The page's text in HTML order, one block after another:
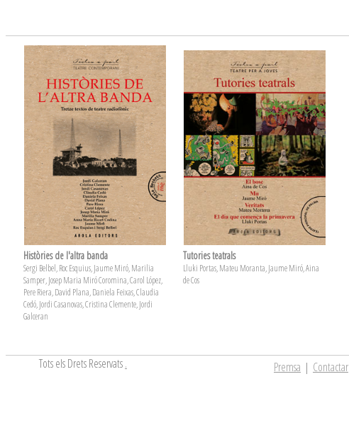
Històries de l'altra banda
Sergi Belbel, Roc Esquius, Jaume Miró, Marilia
Samper, Josep Maria Miró Coromina, Carol López,
Pere Riera, David Plana, Daniela Feixas, Claudia
Cedó, Jordi Casanovas, Cristina Clemente, Jordi
Galceran
Tutories teatrals
Lluki Portas, Mateu Moranta, Jaume Miró, Aina
de Cos
Tots els Drets Reservats. Premsa | Contactar